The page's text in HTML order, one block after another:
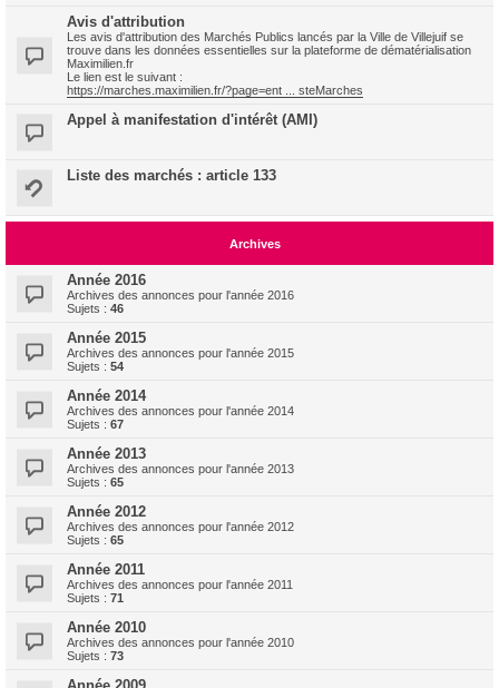
Avis d'attribution
Les avis d'attribution des Marchés Publics lancés par la Ville de Villejuif se
trouve dans les données essentielles sur la plateforme de dématérialisation
Maximilien.fr
Le lien est le suivant :
https://marches.maximilien.fr/?page=ent ... steMarches
Appel à manifestation d'intérêt (AMI)
Liste des marchés : article 133
Archives
Année 2016
Archives des annonces pour l'année 2016
Sujets : 46
Année 2015
Archives des annonces pour l'année 2015
Sujets : 54
Année 2014
Archives des annonces pour l'année 2014
Sujets : 67
Année 2013
Archives des annonces pour l'année 2013
Sujets : 65
Année 2012
Archives des annonces pour l'année 2012
Sujets : 65
Année 2011
Archives des annonces pour l'année 2011
Sujets : 71
Année 2010
Archives des annonces pour l'année 2010
Sujets : 73